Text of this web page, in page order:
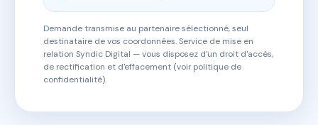
Demande transmise au partenaire sélectionné, seul
destinataire de vos coordonnées. Service de mise en
relation Syndic Digital — vous disposez d'un droit d'accès,
de rectification et d'effacement (voir politique de
confidentialité).